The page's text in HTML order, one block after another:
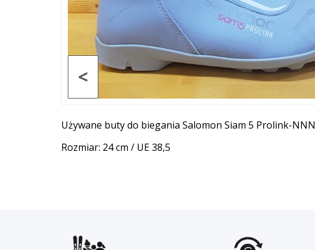
<
Używane buty do biegania Salomon Siam 5 Prolink-NNN
Rozmiar: 24 cm / UE 38,5